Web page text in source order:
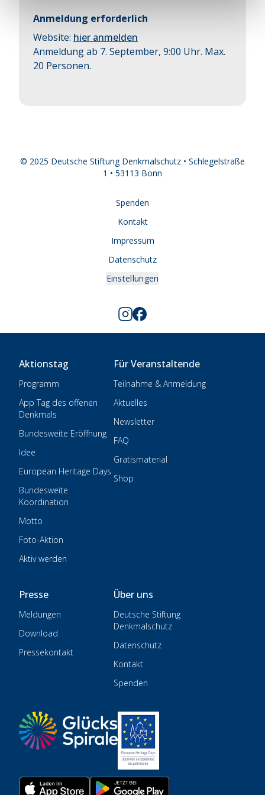
Anmeldung erforderlich
Website: hier anmelden
Anmeldung ab 7. September, 9:00 Uhr. Max.
20 Personen.
© 2025 Deutsche Stiftung Denkmalschutz • Schlegelstraße
1 • 53113 Bonn
Spenden
Kontakt
Impressum
Datenschutz
Einstellungen
Aktionstag
Programm
App Tag des offenen
Denkmals
Bundesweite Eröffnung
Idee
European Heritage Days
Bundesweite
Koordination
Motto
Foto-Aktion
Aktiv werden
Für Veranstaltende
Teilnahme & Anmeldung
Aktuelles
Newsletter
FAQ
Gratismaterial
Shop
Presse
Meldungen
Download
Pressekontakt
Über uns
Deutsche Stiftung
Denkmalschutz
Datenschutz
Kontakt
Spenden